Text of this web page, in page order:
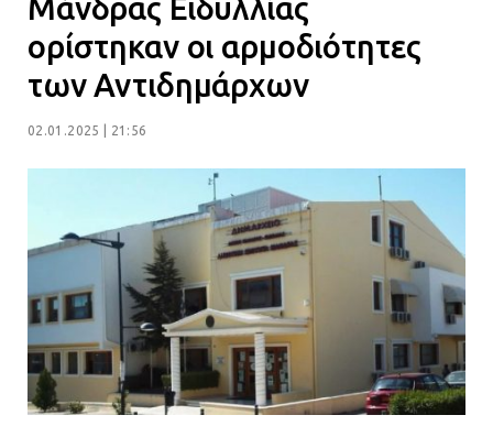
Μάνδρας Ειδυλλίας
ορίστηκαν οι αρμοδιότητες
των Αντιδημάρχων
02.01.2025 | 21:56